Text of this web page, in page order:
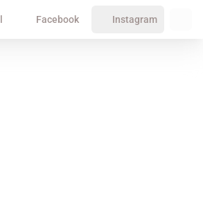
Facebook Instagram